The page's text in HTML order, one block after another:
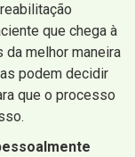
que chega à
melhor maneira
podem decidir
que o processo